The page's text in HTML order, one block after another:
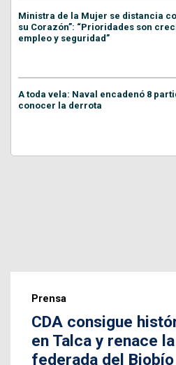
Ministra de la Mujer se distancia
su Corazón”: “Prioridades son
empleo y seguridad”
A toda vela: Naval encadenó 8
conocer la derrota
Prensa
CDA consigue
en Talca y renace
federada del Biobío